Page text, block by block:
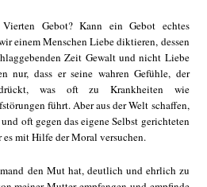
Gebot? Kann ein Gebot echtes
einem Menschen Liebe diktieren, dessen
Zeit Gewalt und nicht Liebe
nur, dass er seine wahren Gefühle, der
was oft zu Krankheiten wie
führt. Aber aus der Welt schaffen,
oft gegen das eigene Selbst gerichteten
mit Hilfe der Moral versuchen.
den Mut hat, deutlich und ehrlich zu